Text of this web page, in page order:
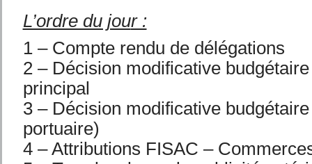
L’ordre du jour :
1 – Compte rendu de délégations
2 – Décision modificative budgétaire
principal
3 – Décision modificative
portuaire)
4 – Attributions FISAC –